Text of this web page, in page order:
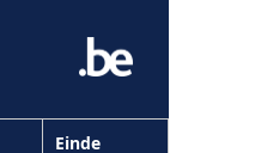
Einde